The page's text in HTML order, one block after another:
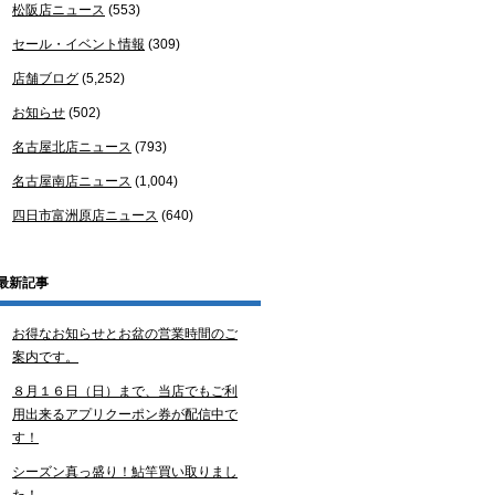
松阪店ニュース (553)
セール・イベント情報 (309)
店舗ブログ (5,252)
お知らせ (502)
名古屋北店ニュース (793)
名古屋南店ニュース (1,004)
四日市富洲原店ニュース (640)
新記事
お得なお知らせとお盆の営業時間のご
案内です。
８月１６日（日）まで、当店でもご利
用出来るアプリクーポン券が配信中で
す！
シーズン真っ盛り！鮎竿買い取りまし